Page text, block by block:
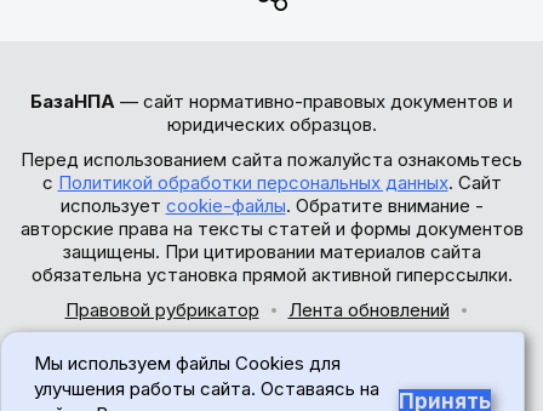
БазаНПА — сайт нормативно-правовых документов и
юридических образцов.
Перед использованием сайта пожалуйста ознакомьтесь
с Политикой обработки персональных данных. Сайт
использует cookie-файлы. Обратите внимание -
авторские права на тексты статей и формы документов
защищены. При цитировании материалов сайта
обязательна установка прямой активной гиперссылки.
Правовой рубрикатор
Лента обновлений
© 2017-2026
Мы используем файлы Cookies для
улучшения работы сайта. Оставаясь на
Принять